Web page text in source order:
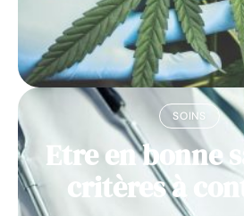
SOINS
Etre en bonne
critères à